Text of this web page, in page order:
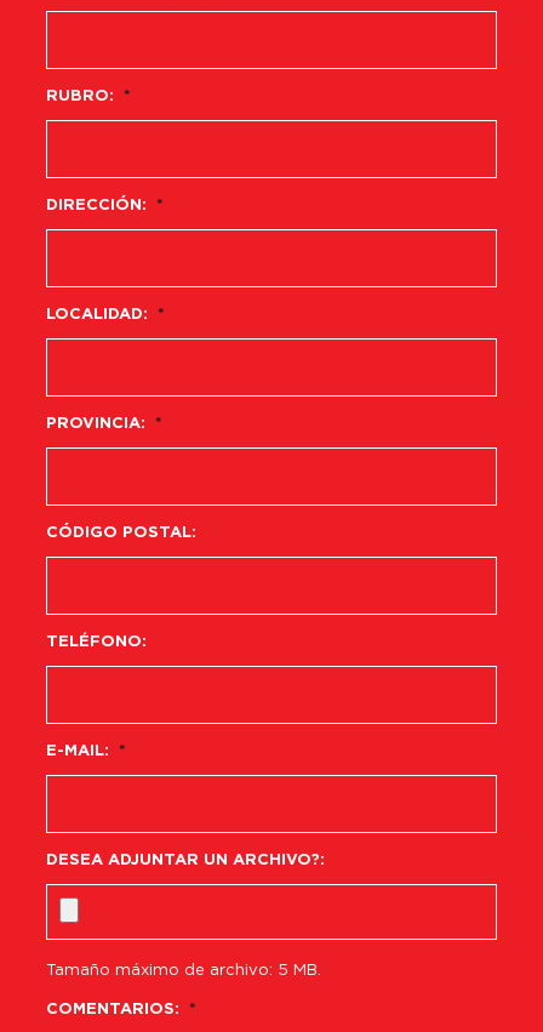
RUBRO: *
DIRECCIÓN: *
LOCALIDAD: *
PROVINCIA: *
CÓDIGO POSTAL:
TELÉFONO:
E-MAIL: *
DESEA ADJUNTAR UN ARCHIVO?:
Tamaño máximo de archivo: 5 MB.
COMENTARIOS: *